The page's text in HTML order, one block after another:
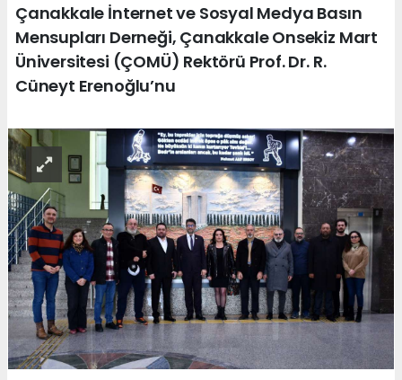
Çanakkale İnternet ve Sosyal Medya Basın
Mensupları Derneği, Çanakkale Onsekiz Mart
Üniversitesi (ÇOMÜ) Rektörü Prof. Dr. R.
Cüneyt Erenoğlu’nu